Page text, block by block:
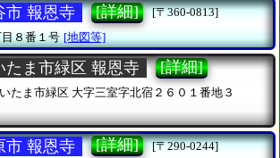
市 報恩寺 [詳細]
[〒360-0813]
８番１号 [地図等]
たま市緑区 報恩寺 [詳細]
たま市緑区 大字三室字北宿２６０１番地３
市 報恩寺 [詳細]
[〒290-0244]